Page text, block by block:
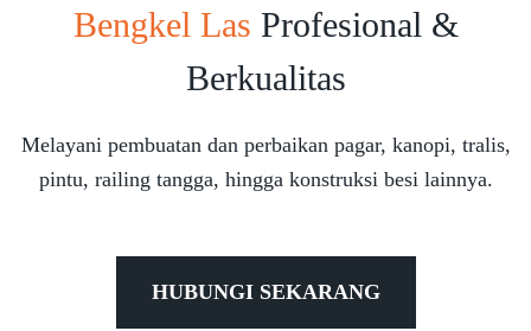
Bengkel Las Profesional &
Berkualitas
Melayani pembuatan dan perbaikan pagar, kanopi, tralis,
pintu, railing tangga, hingga konstruksi besi lainnya.
HUBUNGI SEKARANG